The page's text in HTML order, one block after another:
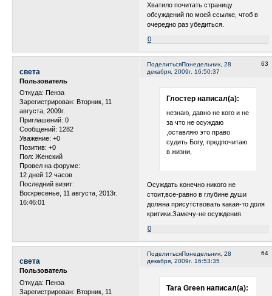
Хватило почитать страницу
обсуждений по моей ссылке, чтоб в
очередно раз убедиться.
0
Поделиться 63
Понедельник, 28
декабря, 2009г. 16:50:37
света
Пользователь
Откуда: Пенза
Зарегистрирован: Вторник, 11
августа, 2009г.
Приглашений: 0
Сообщений: 1282
Уважение: +0
Позитив: +0
Пол: Женский
Провел на форуме:
12 дней 12 часов
Последний визит:
Воскресенье, 11 августа, 2013г.
16:46:01
Глостер написал(а):
незнаю, давно не кого и не
за что не осуждаю
,оставляю это право
судить Богу, предпочитаю
в жизни,
Осуждать конечно никого не
стоит,все-равно в глубине души
должна присутствовать какая-то доля
критики.Замечу-не осуждения.
0
Поделиться 64
Понедельник, 28
декабря, 2009г. 16:53:35
света
Пользователь
Откуда: Пенза
Зарегистрирован: Вторник, 11
Tara Green написал(а):